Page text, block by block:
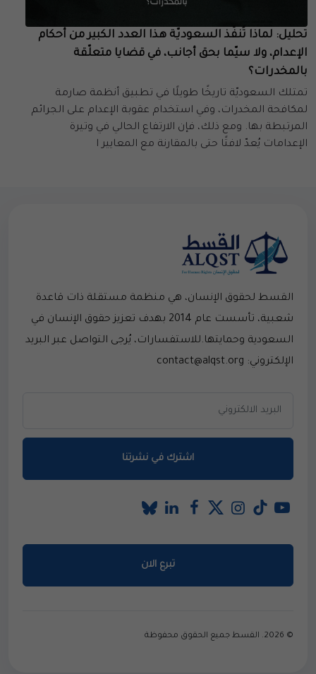
تحليل: لماذا تُنفّذ السعوديّة هذا العدد الكبير من أحكام
الإعدام، ولا سيّما بحق أجانب، في قضايا متعلّقة
بالمخدرات؟
تمتلك السعوديّة تاريخًا طويلًا في تطبيق أنظمة صارمة
لمكافحة المخدرات، وفي استخدام عقوبة الإعدام على الجرائم
المرتبطة بها. ومع ذلك، فإن الارتفاع الحالي في وتيرة
الإعدامات يُعدّ لافتًا حتى بالمقارنة مع المعايير ا
القسط لحقوق الإنسان، هي منظمة مستقلة ذات قاعدة
شعبية، تأسست عام 2014 بهدف تعزيز حقوق الإنسان في
السعودية وحمايتها.للاستفسارات، يُرجى التواصل عبر البريد
الإلكتروني: contact@alqst.org
اشترك في نشرتنا
تبرع الان
© 2026. القسط جميع الحقوق محفوظة